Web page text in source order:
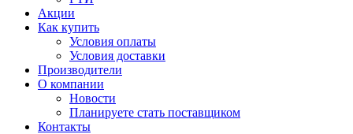
Акции
Как купить
Условия оплаты
Условия доставки
Производители
О компании
Новости
Планируете стать поставщиком
Контакты